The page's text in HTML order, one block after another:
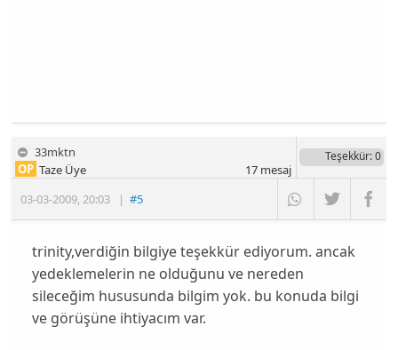
33mktn
03-03-2009,20:03 |#5
OP Taze Üye
Teşekkür: 0
17mesaj
trinity,verdiğin bilgiye teşekkür ediyorum. ancak
yedeklemelerin ne olduğunu ve nereden
sileceğim hususunda bilgim yok. bu konuda bilgi
ve görüşüne ihtiyacım var.